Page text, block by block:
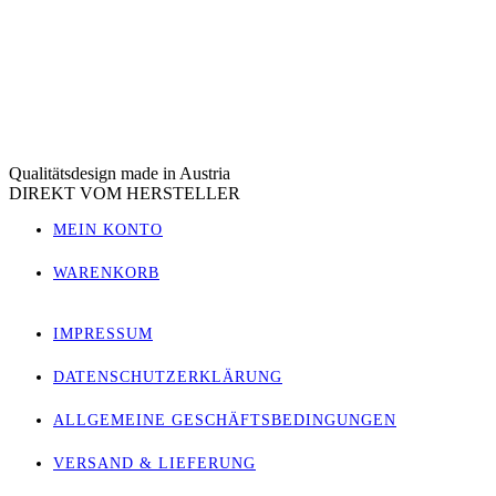
Qualitätsdesign made in Austria
DIREKT VOM HERSTELLER
MEIN KONTO
WARENKORB
IMPRESSUM
DATENSCHUTZERKLÄRUNG
ALLGEMEINE GESCHÄFTSBEDINGUNGEN
VERSAND & LIEFERUNG